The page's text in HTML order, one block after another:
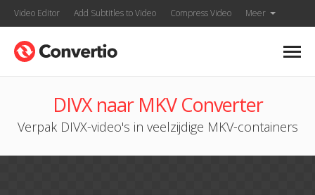
Video Editor Add Subtitles to Video Compress Video Meer
DIVX naar MKV Converter
Verpak DIVX-video's in veelzijdige MKV-containers